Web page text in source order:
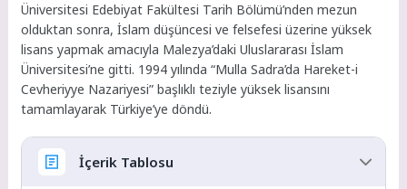
Üniversitesi Edebiyat Fakültesi Tarih Bölümü’nden mezun
olduktan sonra, İslam düşüncesi ve felsefesi üzerine yüksek
lisans yapmak amacıyla Malezya’daki Uluslararası İslam
Üniversitesi’ne gitti. 1994 yılında “Mulla Sadra’da Hareket-i
Cevheriyye Nazariyesi” başlıklı teziyle yüksek lisansını
tamamlayarak Türkiye’ye döndü.
İçerik Tablosu